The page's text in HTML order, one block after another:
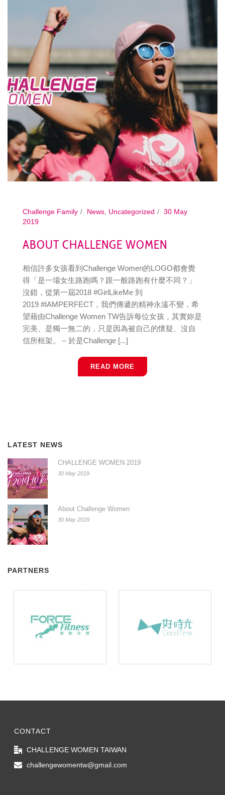
Challenge Family News Uncategorized
30 May
2019
ABOUT CHALLENGE WOMEN
相信許多女孩看到Challenge Women的LOGO都會覺
得「是一場女生路跑嗎？跟一般路跑有什麼不同？」
沒錯，從第一屆2018 #GirlLikeMe 到
2019 #IAMPERFECT，我們傳遞的精神永遠不變，希
望藉由Challenge Women TW告訴每位女孩，其實妳是
完美、是獨一無二的，只是因為被自己的懷疑、沒自
信所框架。 – 於是Challenge [...]
READ MORE
LATEST NEWS
CHALLENGE WOMEN 2019
30 May 2019
About Challenge Women
30 May 2019
PARTNERS
CONTACT
CHALLENGE WOMEN TAIWAN
challengewomentw@gmail.com